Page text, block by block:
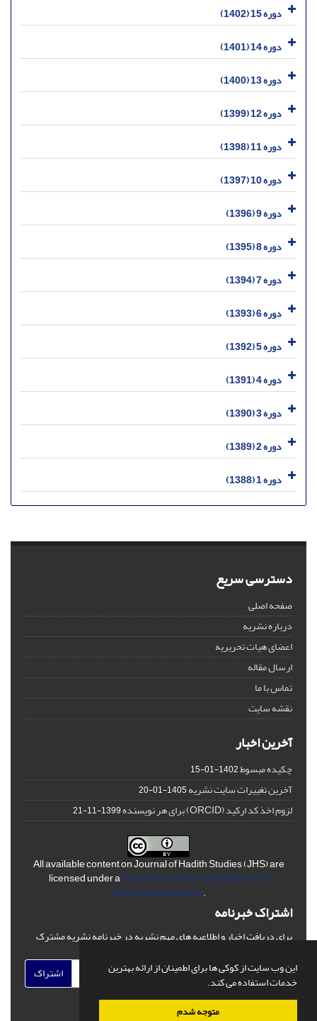
این وب سایت از کوکی ها برای اطمینان از ارائه بهترین
خدمات استفاده می کند.
متوجه شدم
دوره 15 (1402)
دوره 14 (1401)
دوره 13 (1400)
دوره 12 (1399)
دوره 11 (1398)
دوره 10 (1397)
دوره 9 (1396)
دوره 8 (1395)
دوره 7 (1394)
دوره 6 (1393)
دوره 5 (1392)
دوره 4 (1391)
دوره 3 (1390)
دوره 2 (1389)
دوره 1 (1388)
دسترسی سریع
صفحه اصلی
درباره نشریه
اعضای هیات تحریریه
ارسال مقاله
تماس با ما
نقشه سایت
آخرین اخبار
چکیده مبسوط1402-01-15
آخرین تغییرات سایت نشریه1405-01-20
لزوم اخذ کد ارکید (ORCID) برای هر نویسنده 1399-11-21
All available content on Journal of Hadith Studies (JHS) are
licensed under aCreative Commons Attribution 4.0
International License.
اشتراک خبرنامه
برای دریافت اخبار و اطلاعیه های مهم نشریه در خبرنامه نشریه مشترک
اشتراک